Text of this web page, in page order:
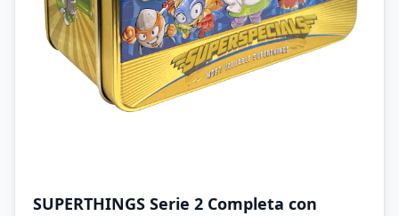
SUPERTHINGS Serie 2 Completa con